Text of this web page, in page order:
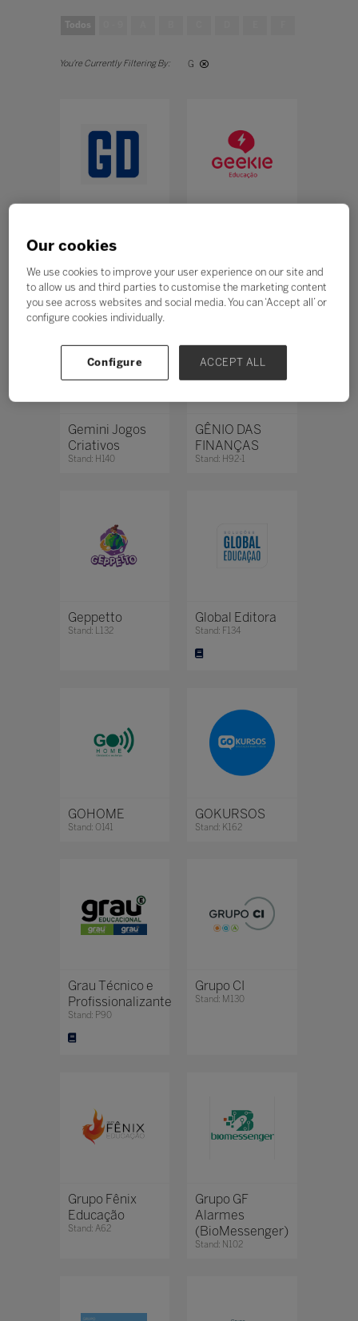
Todos
G
Enterprise Co.
Stand: J162
Gemini Jogos
Criativos
Stand: H140
GÊNIO DAS
FINANÇAS
Stand: H92-1
Geppetto
Stand: L132
Global Editora
Stand: F134
GOHOME
Stand: O141
GOKURSOS
Stand: K162
Grau Técnico e
Profissionalizante
Stand: P90
Grupo CI
Stand: M130
Grupo Fênix
Educação
Stand: A62
Grupo GF
Alarmes
(BioMessenger)
Stand: N102
Our cookies
We use cookies to improve your user experience on our site and
to allow us and third parties to customise the marketing content
you see across websites and social media. You can ‘Accept all’ or
configure cookies individually.
Configure ACCEPT ALL